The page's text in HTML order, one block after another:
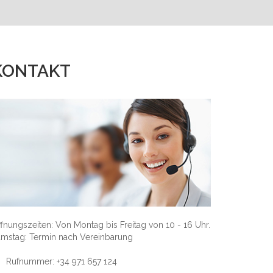
Von Montag bis Freitag von 10 - 16 Uhr.
Termin nach Vereinbarung
Rufnummer: +34 971 657 124